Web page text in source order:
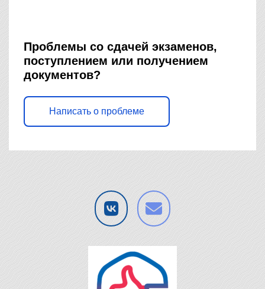
Проблемы со сдачей экзаменов,
поступлением или получением
документов?
Написать о проблеме